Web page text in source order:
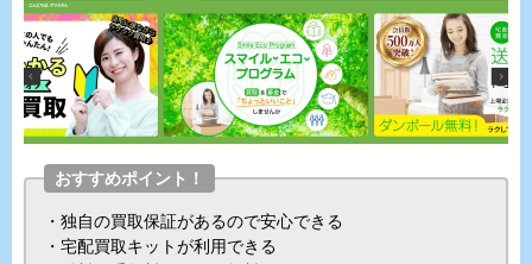
おすすめポイント！
・独自の買取保証があるので安心できる
・宅配買取キットが利用できる